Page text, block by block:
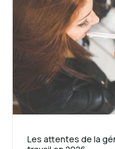
Les attentes de la